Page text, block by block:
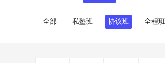
全部 私塾班 协议班 全程班